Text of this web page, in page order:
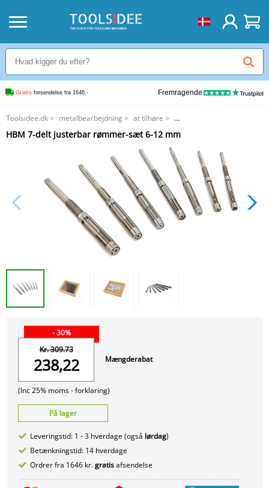
Gratis forsendelse fra 1646,- Fremragende
Toolsidee.dk> metalbearbejdning > at tilhøre >
HBM 7-delt justerbar rømmer-sæt 6-12 mm
HBM 7-delt justerbar rømmer-sæt 6-12 mm
- 30%
Kr. 309.73
238,22
(Inc 25% moms -forklaring)
Mængderabat
På lager
Leveringstid: 1 - 3 hverdage (også lørdag)
Betænkningstid: 14 hverdage
Ordrer fra 1646 kr.gratisafsendelse